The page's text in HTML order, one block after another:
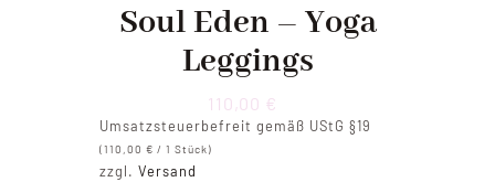
Soul Eden – Yoga
Leggings
110,00 €
Umsatzsteuerbefreit gemäß UStG §19
(110,00€ / 1 Stück)
zzgl.Versand